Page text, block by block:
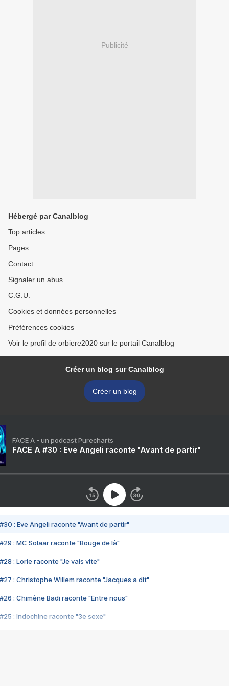
Publicité
Hébergé par Canalblog
Top articles
Pages
Contact
Signaler un abus
C.G.U.
Cookies et données personnelles
Préférences cookies
Voir le profil de orbiere2020 sur le portail Canalblog
Créer un blog sur Canalblog
Créer un blog
FACE A - un podcast Purecharts
FACE A #30 : Eve Angeli raconte "Avant de partir"
#30 : Eve Angeli raconte "Avant de partir"
#29 : MC Solaar raconte "Bouge de là"
#28 : Lorie raconte "Je vais vite"
#27 : Christophe Willem raconte "Jacques a dit"
#26 : Chimène Badi raconte "Entre nous"
#25 : Indochine raconte "3e sexe"